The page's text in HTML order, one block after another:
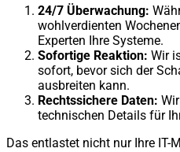
24/7 Überwachung:
wohlverdienten
Experten Ihre Systeme.
Sofortige Reaktion: Wir
sofort, bevor sich der
ausbreiten kann.
Rechtssichere Daten:
technischen Details für
Das entlastet nicht nur Ihre IT-